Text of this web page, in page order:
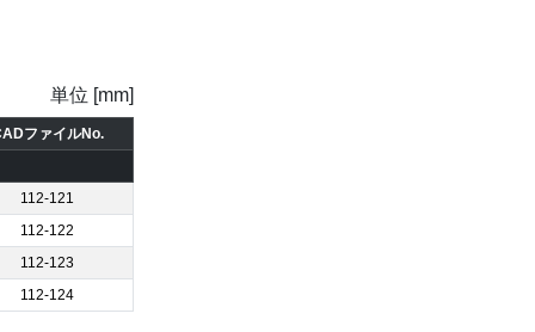
単位 [mm]
ファイルNo.
112-121
112-122
112-123
112-124